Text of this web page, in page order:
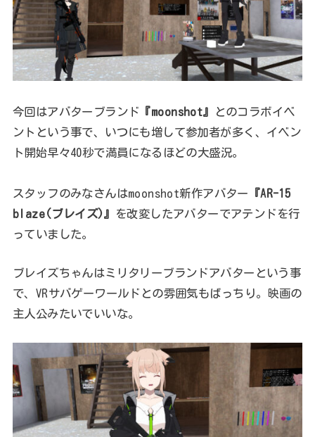
今回はアバターブランド 『moonshot』
とのコラボイベ
ントという事で、いつにも増して参加者が多く、イベン
ト開始早々40秒で満員になるほどの大盛況。
スタッフのみなさんはmoonshot新作アバター
『AR-15
blaze(ブレイズ)』
を改変したアバターでアテンドを行
っていました。
ブレイズちゃんはミリタリーブランドアバターという事
で、VRサバゲーワールドとの雰囲気もばっちり。映画の
主人公みたいでいいな。